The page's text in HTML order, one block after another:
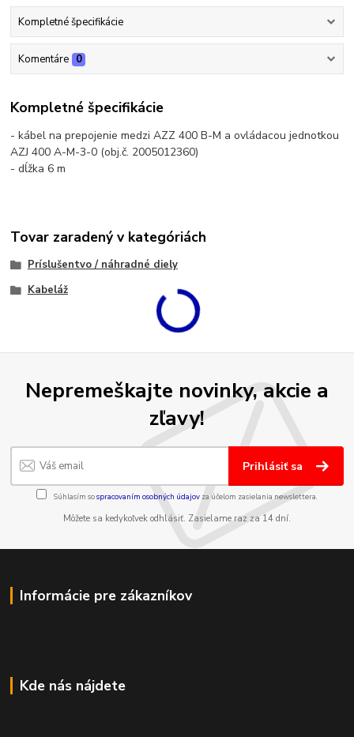
Kompletné špecifikácie
Komentáre 0
Kompletné špecifikácie
- kábel na prepojenie medzi AZZ 400 B-M a ovládacou jednotkou
AZJ 400 A-M-3-0 (obj.č. 2005012360)
- dĺžka 6 m
Tovar zaradený v kategóriách
Príslušentvo / náhradné diely
Kabeláž
Nepremeškajte novinky, akcie a
zľavy!
Prihlásiť sa
Súhlasím sospracovaním osobných údajov za účelom zasielania newslettera.
Môžete sa kedykoľvek odhlásiť. Zasielame raz za 14 dní.
Informácie pre zákazníkov
Kde nás nájdete